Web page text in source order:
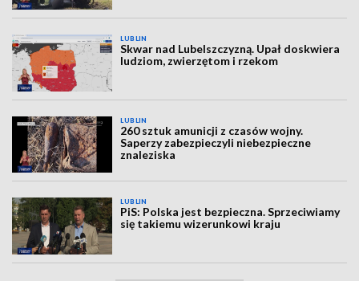
LUBLIN
Skwar nad Lubelszczyzną. Upał doskwiera
ludziom, zwierzętom i rzekom
LUBLIN
260 sztuk amunicji z czasów wojny.
Saperzy zabezpieczyli niebezpieczne
znaleziska
LUBLIN
PiS: Polska jest bezpieczna. Sprzeciwiamy
się takiemu wizerunkowi kraju